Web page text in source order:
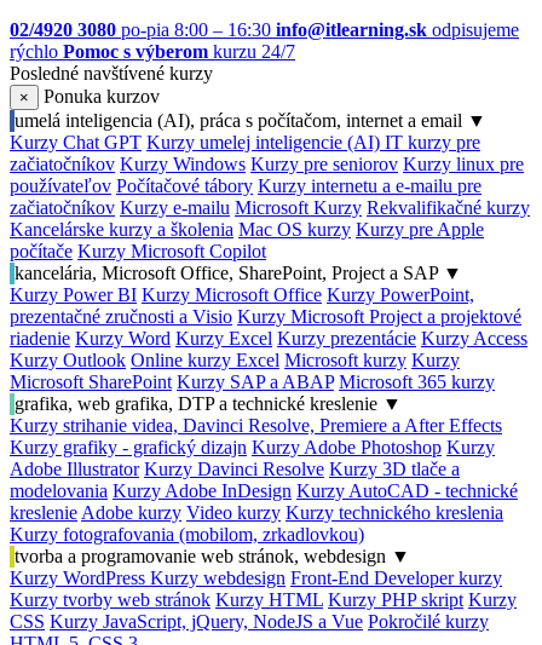
02/4920 3080 po-pia 8:00 – 16:30 info@itlearning.sk odpisujeme
rýchlo Pomoc s výberom kurzu 24/7
Posledné navštívené kurzy
×
Ponuka kurzov
umelá inteligencia (AI), práca s počítačom, internet a email ▼
Kurzy Chat GPT Kurzy umelej inteligencie (AI) IT kurzy pre
začiatočníkov Kurzy Windows Kurzy pre seniorov Kurzy linux pre
používateľov Počítačové tábory Kurzy internetu a e-mailu pre
začiatočníkov Kurzy e-mailu Microsoft Kurzy Rekvalifikačné kurzy
Kancelárske kurzy a školenia Mac OS kurzy Kurzy pre Apple
počítače Kurzy Microsoft Copilot
kancelária, Microsoft Office, SharePoint, Project a SAP ▼
Kurzy Power BI Kurzy Microsoft Office Kurzy PowerPoint,
prezentačné zručnosti a Visio Kurzy Microsoft Project a projektové
riadenie Kurzy Word Kurzy Excel Kurzy prezentácie Kurzy Access
Kurzy Outlook Online kurzy Excel Microsoft kurzy Kurzy
Microsoft SharePoint Kurzy SAP a ABAP Microsoft 365 kurzy
grafika, web grafika, DTP a technické kreslenie ▼
Kurzy strihanie videa, Davinci Resolve, Premiere a After Effects
Kurzy grafiky - grafický dizajn Kurzy Adobe Photoshop Kurzy
Adobe Illustrator Kurzy Davinci Resolve Kurzy 3D tlače a
modelovania Kurzy Adobe InDesign Kurzy AutoCAD - technické
kreslenie Adobe kurzy Video kurzy Kurzy technického kreslenia
Kurzy fotografovania (mobilom, zrkadlovkou)
tvorba a programovanie web stránok, webdesign ▼
Kurzy WordPress Kurzy webdesign Front-End Developer kurzy
Kurzy tvorby web stránok Kurzy HTML Kurzy PHP skript Kurzy
CSS Kurzy JavaScript, jQuery, NodeJS a Vue Pokročilé kurzy